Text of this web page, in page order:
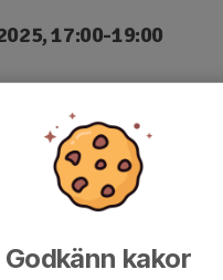
17:00-19:00
gärna med vatten.
Godkänn kakor